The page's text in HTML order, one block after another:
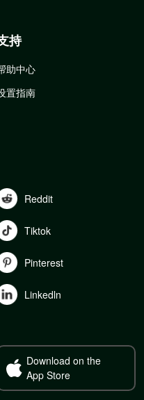
持
助中心
置指南
Reddit
Tiktok
Pinterest
Linkedln
Download on the
App Store